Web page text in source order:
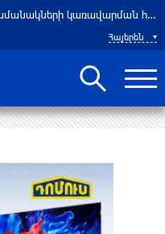
Բելառուսում պակասում է ԽՍՀՄ ժամանակների կառավարման համակարգը․ Լուկաշենկո
Հայերեն